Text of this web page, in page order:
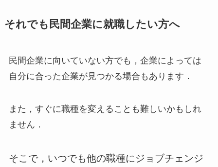
それでも民間企業に就職したい方へ
民間企業に向いていない方でも，企業によっては
自分に合った企業が見つかる場合もあります．
また，すぐに職種を変えることも難しいかもしれ
ません．
そこで，いつでも他の職種にジョブチェンジ